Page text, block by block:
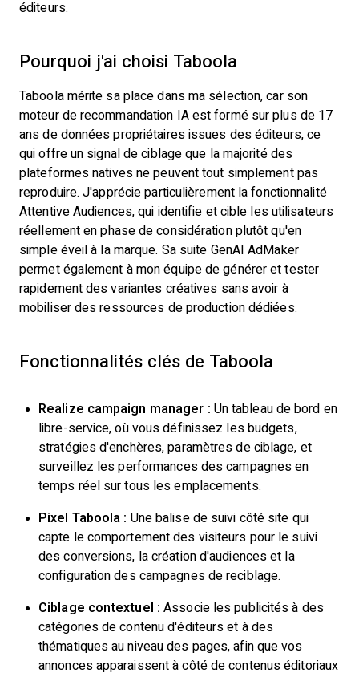
éditeurs.
Pourquoi j'ai choisi Taboola
Taboola mérite sa place dans ma sélection, car son
moteur de recommandation IA est formé sur plus de 17
ans de données propriétaires issues des éditeurs, ce
qui offre un signal de ciblage que la majorité des
plateformes natives ne peuvent tout simplement pas
reproduire. J'apprécie particulièrement la fonctionnalité
Attentive Audiences, qui identifie et cible les utilisateurs
réellement en phase de considération plutôt qu'en
simple éveil à la marque. Sa suite GenAI AdMaker
permet également à mon équipe de générer et tester
rapidement des variantes créatives sans avoir à
mobiliser des ressources de production dédiées.
Fonctionnalités clés de Taboola
Realize campaign manager : Un tableau de bord en
libre-service, où vous définissez les budgets,
stratégies d'enchères, paramètres de ciblage, et
surveillez les performances des campagnes en
temps réel sur tous les emplacements.
Pixel Taboola : Une balise de suivi côté site qui
capte le comportement des visiteurs pour le suivi
des conversions, la création d'audiences et la
configuration des campagnes de reciblage.
Ciblage contextuel : Associe les publicités à des
catégories de contenu d'éditeurs et à des
thématiques au niveau des pages, afin que vos
annonces apparaissent à côté de contenus éditoriaux